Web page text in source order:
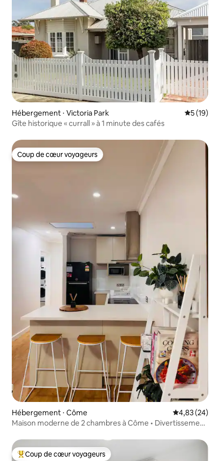
Hébergement ⋅ Victoria Park
5 (19)
Gîte historique « currall » à 1 minute des cafés
Coup de cœur voyageurs
Coup de cœur voyageurs
Hébergement ⋅ Côme Évaluation
4,83 (24)
Maison moderne de 2 chambres à Côme • Divertissement
Coups de cœur voyageurs les plus appréciés
Coup de cœur voyageurs